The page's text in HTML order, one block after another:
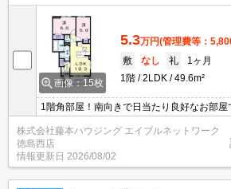
画像：15枚
5.3万円(管理費等：
敷
なし 礼
1ヶ月
1階
2LDK 49.6m²
1階角部屋！南向きで日当たり良好なお部屋
無料で快適な暮らしをサポート♪エアコン2
能、浴室乾燥機、システムキッチン、3口コ
インターホンや防犯カメラも完備で安心し
す。
株式会社藤本ハウジング エイブルネットワーク
徳島西店
情報更新日 2026/08/02